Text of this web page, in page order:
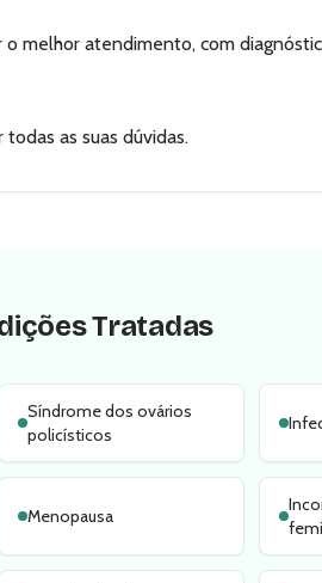
melhor atendimento, com
as suas dúvidas.
Tratadas
Síndrome dos ovários
policísticos
Menopausa